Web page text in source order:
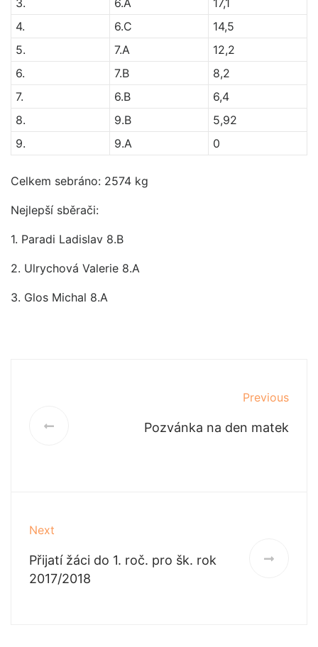
3.
6.A
17,1
4.
6.C
14,5
5.
7.A
12,2
6.
7.B
8,2
7.
6.B
6,4
8.
9.B
5,92
9.
9.A 0
Celkem sebráno: 2574 kg
Nejlepší sběrači:
1. Paradi Ladislav 8.B
2. Ulrychová Valerie 8.A
3. Glos Michal 8.A
Previous
Pozvánka na den matek
Next
Přijatí žáci do 1. roč. pro šk. rok
2017/2018